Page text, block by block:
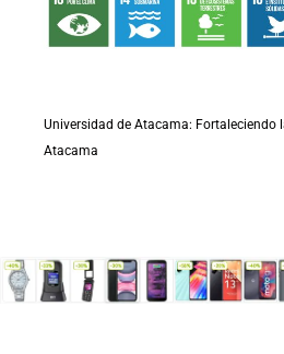
Universidad de Atacama: Fortaleciendo
Atacama